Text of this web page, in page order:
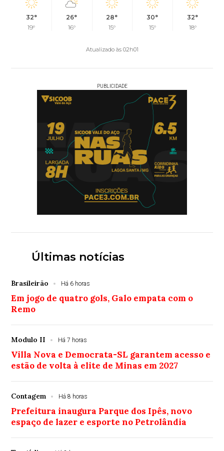
32°
19°
26°
16°
28°
15°
30°
15°
32°
18°
Atualizado às 02h01
PUBLICIDADE
Últimas notícias
Brasileirão Há 6 horas
Em jogo de quatro gols, Galo empata com o
Remo
Modulo II Há 7 horas
Villa Nova e Democrata-SL garantem acesso e
estão de volta à elite de Minas em 2027
Contagem Há 8 horas
Prefeitura inaugura Parque dos Ipês, novo
espaço de lazer e esporte no Petrolândia